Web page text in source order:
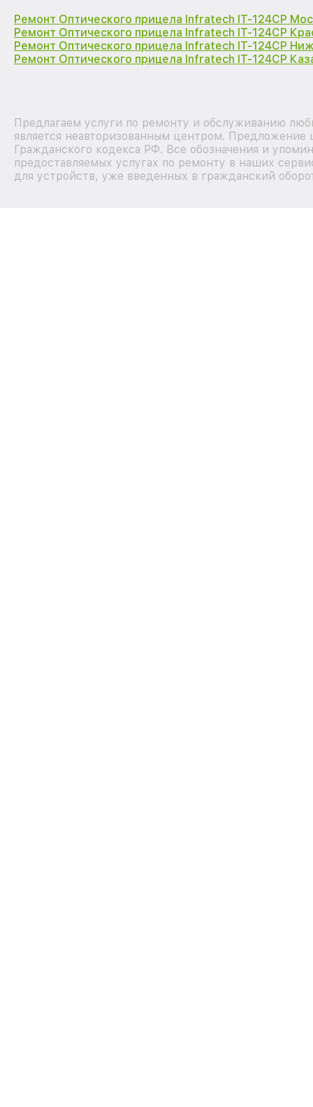
Ремонт Оптического прицела Infratech IT-124CP
Ремонт Оптического прицела Infratech IT-124CP
Ремонт Оптического прицела Infratech IT-124CP
Ремонт Оптического прицела Infratech IT-124CP
Предлагаем услуги по ремонту и обслуживанию
является неавторизованным центром.
Гражданского кодекса РФ. Все обозначения и
предоставляемых услугах по ремонту в наших
для устройств, уже введенных в гражданский